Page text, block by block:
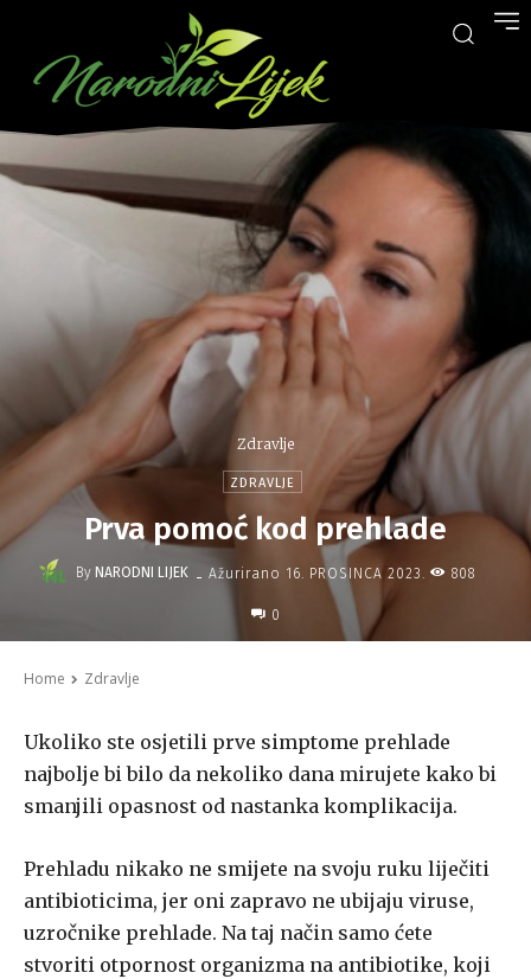
Zdravlje
ZDRAVLJE
Prva pomoć kod prehlade
By NARODNI LIJEK - Ažurirano 16. PROSINCA 2023. 808
0
Home Zdravlje
Ukoliko ste osjetili prve simptome prehlade
najbolje bi bilo da nekoliko dana mirujete kako bi
smanjili opasnost od nastanka komplikacija.
Prehladu nikako ne smijete na svoju ruku liječiti
antibioticima, jer oni zapravo ne ubijaju viruse,
uzročnike prehlade. Na taj način samo ćete
stvoriti otpornost organizma na antibiotike, koji